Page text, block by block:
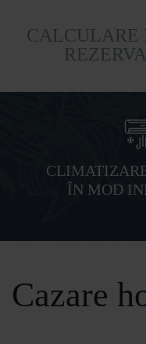
CALCULARE
ÎN MOD
Cazare